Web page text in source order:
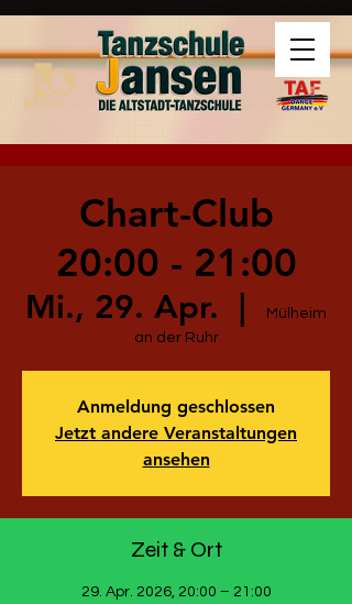
Chart-Club
20:00 - 21:00
Mi., 29. Apr.
Mülheim
an der Ruhr
Anmeldung geschlossen
Jetzt andere Veranstaltungen
ansehen
Zeit & Ort
29. Apr. 2026, 20:00 – 21:00